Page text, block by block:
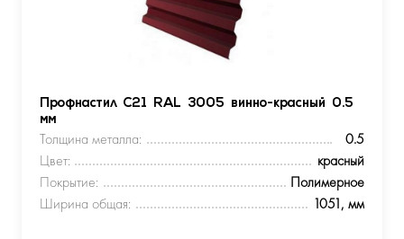
Профнастил С21 RAL 3005 винно-красный 0.5
мм
Толщина металла:
0.5
Цвет:
красный
Покрытие:
Полимерное
Ширина общая:
1051, мм